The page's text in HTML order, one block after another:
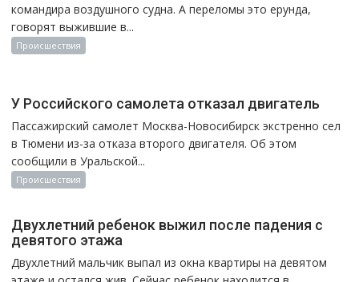
командира воздушного судна. А переломы это ерунда,
говорят выжившие в...
Происшествия
У Российского самолета отказал двигатель
Пассажирский самолет Москва-Новосибирск экстренно сел
в Тюмени из-за отказа второго двигателя. Об этом
сообщили в Уральской...
Происшествия
Двухлетний ребенок выжил после падения с
девятого этажа
Двухлетний мальчик выпал из окна квартиры на девятом